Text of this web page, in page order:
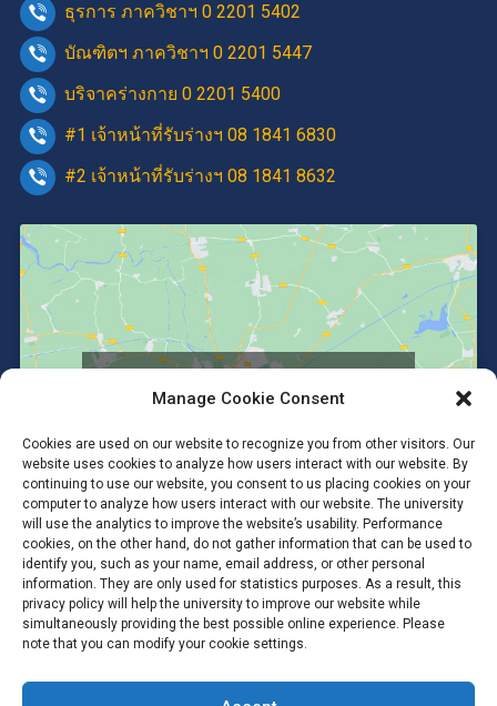
Manage Cookie Consent
Cookies are used on our website to recognize you from other visitors. Our
website uses cookies to analyze how users interact with our website. By
continuing to use our website, you consent to us placing cookies on your
computer to analyze how users interact with our website. The university
will use the analytics to improve the website’s usability. Performance
cookies, on the other hand, do not gather information that can be used to
identify you, such as your name, email address, or other personal
information. They are only used for statistics purposes. As a result, this
privacy policy will help the university to improve our website while
simultaneously providing the best possible online experience. Please
note that you can modify your cookie settings.
ธุรการ ภาควิชาฯ 0 2201 5402
บัณฑิตฯ ภาควิชาฯ 0 2201 5447
บริจาคร่างกาย 0 2201 5400
#1 เจ้าหน้าที่รับร่างฯ 08 1841 6830
#2 เจ้าหน้าที่รับร่างฯ 08 1841 8632
enable this content